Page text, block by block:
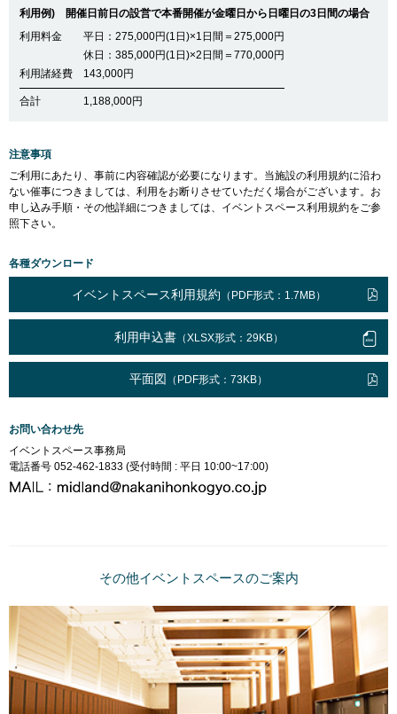
利用例) 開催日前日の設営で本番開催が金曜日から日曜日の3日間の場合
利用料金
平日：275,000円(1日)×1日間＝275,000円
休日：385,000円(1日)×2日間＝770,000円
利用諸経費
143,000円
合計 1,188,000円
注意事項
ご利用にあたり、事前に内容確認が必要になります。当施設の利用規約に沿わ
ない催事につきましては、利用をお断りさせていただく場合がございます。お
申し込み手順・その他詳細につきましては、イベントスペース利用規約をご参
照下さい。
各種ダウンロード
イベントスペース利用規約 （PDF形式：1.7MB）
利用申込書（XLSX形式：29KB）
平面図 （PDF形式：73KB）
お問い合わせ先
イベントスペース事務局
電話番号 052-462-1833 (受付時間 : 平日 10:00~17:00)
その他イベントスペースのご案内